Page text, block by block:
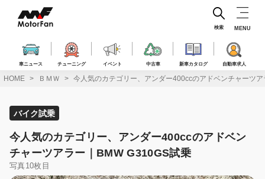
ス
車ニュース チューニング イベント 中古車 新車カタログ 自動車求人
検索 MENU
HOME ＢＭＷ 今人気のカテゴリー、アンダー400ccのアドベンチャーツ
バイク試乗
今人気のカテゴリー、アンダー400ccのアドベン
チャーツアラー｜BMW G310GS試乗
写真10枚目